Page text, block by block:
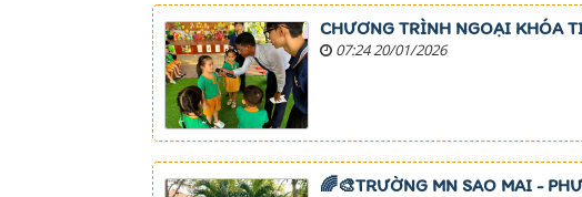
CHƯƠNG TRÌNH NGOẠI KHÓA
07:24 20/01/2026
🌈🎨TRƯỜNG MN SAO MAI -